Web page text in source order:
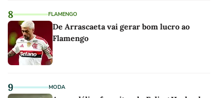
8 FLAMENGO
De Arrascaeta vai gerar bom lucro ao
Flamengo
9 MODA